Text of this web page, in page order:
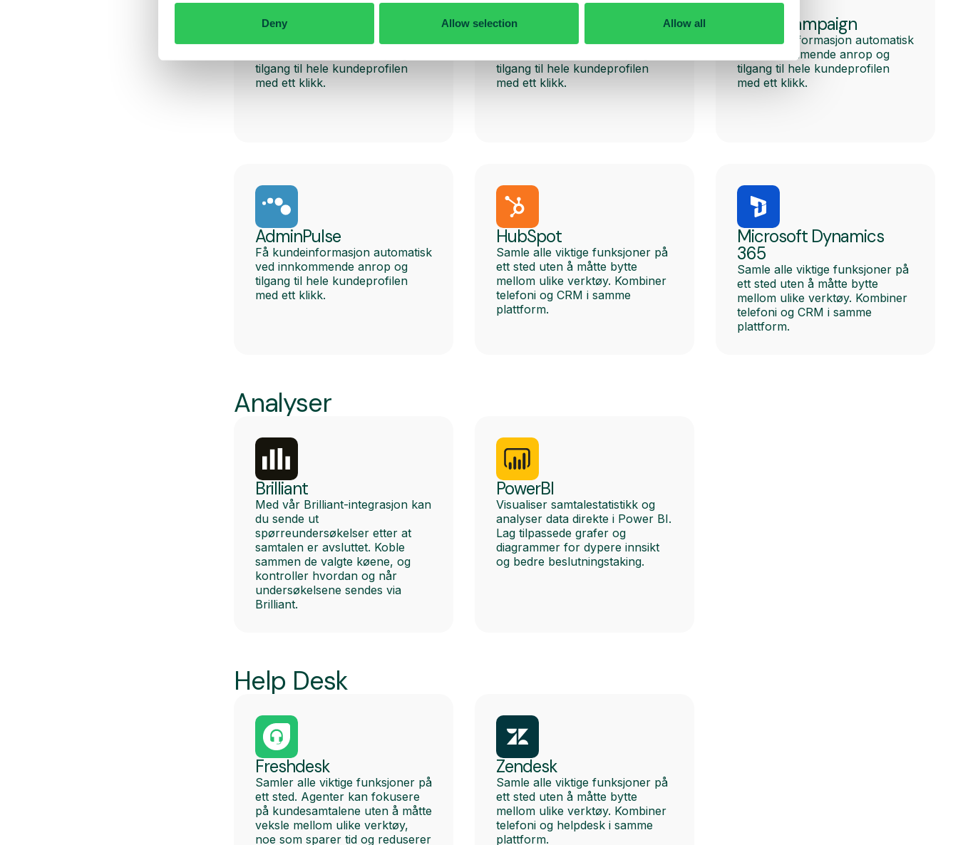
Deny Allow selection Allow all
Odoo
Få kundeinformasjon automatisk
tilgang til hele kundeprofilen
med ett klikk.
Fuga
Få kundeinformasjon automatisk
tilgang til hele kundeprofilen
med ett klikk.
ActiveCampaign
Få kundeinformasjon automatisk
ved innkommende anrop og
tilgang til hele kundeprofilen
med ett klikk.
AdminPulse
Få kundeinformasjon automatisk
ved innkommende anrop og
tilgang til hele kundeprofilen
med ett klikk.
HubSpot
Samle alle viktige funksjoner på
ett sted uten å måtte bytte
mellom ulike verktøy. Kombiner
telefoni og CRM i samme
plattform.
Microsoft Dynamics
365
Samle alle viktige funksjoner på
ett sted uten å måtte bytte
mellom ulike verktøy. Kombiner
telefoni og CRM i samme
plattform.
Analyser
Brilliant
Med vår Brilliant-integrasjon kan
du sende ut
spørreundersøkelser etter at
samtalen er avsluttet. Koble
sammen de valgte køene, og
kontroller hvordan og når
undersøkelsene sendes via
Brilliant.
PowerBI
Visualiser samtalestatistikk og
analyser data direkte i Power BI.
Lag tilpassede grafer og
diagrammer for dypere innsikt
og bedre beslutningstaking.
Help Desk
Freshdesk
Samler alle viktige funksjoner på
ett sted. Agenter kan fokusere
på kundesamtalene uten å måtte
veksle mellom ulike verktøy,
noe som sparer tid og reduserer
Zendesk
Samle alle viktige funksjoner på
ett sted uten å måtte bytte
mellom ulike verktøy. Kombiner
telefoni og helpdesk i samme
plattform.